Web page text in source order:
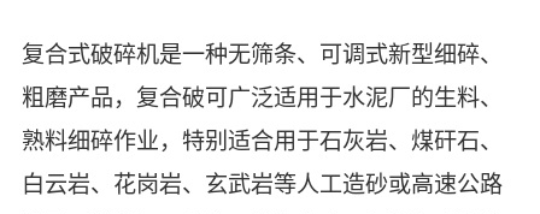
复合式破碎机是一种无筛条、可调式新型细碎、
粗磨产品，复合破可广泛适用于水泥厂的生料、
熟料细碎作业，特别适合用于石灰岩、煤矸石、
白云岩、花岗岩、玄武岩等人工造砂或高速公路